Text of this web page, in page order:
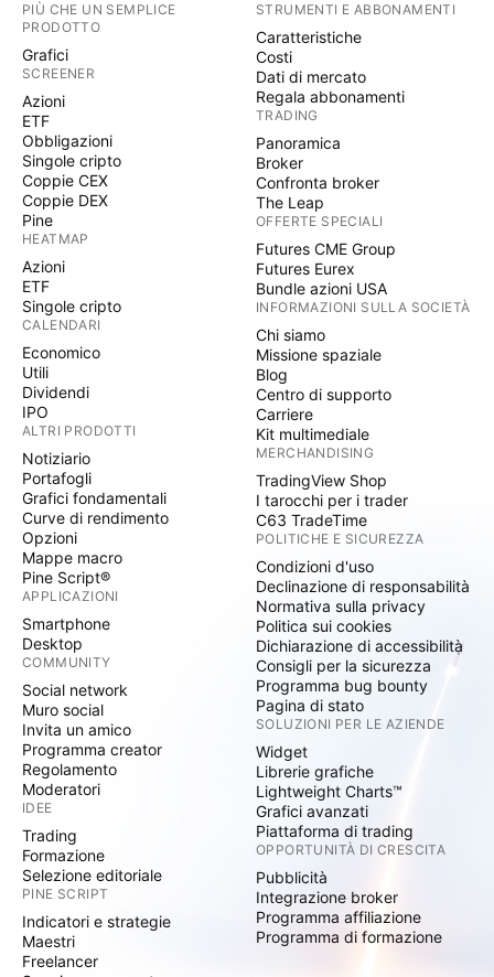
PIÙ CHE UN SEMPLICE
PRODOTTO
Grafici
SCREENER
Azioni
ETF
Obbligazioni
Singole cripto
Coppie CEX
Coppie DEX
Pine
HEATMAP
Azioni
ETF
Singole cripto
CALENDARI
Economico
Utili
Dividendi
IPO
ALTRI PRODOTTI
Notiziario
Portafogli
Grafici fondamentali
Curve di rendimento
Opzioni
Mappe macro
Pine Script®
APPLICAZIONI
Smartphone
Desktop
COMMUNITY
Social network
Muro social
Invita un amico
Programma creator
Regolamento
Moderatori
IDEE
Trading
Formazione
Selezione editoriale
PINE SCRIPT
Indicatori e strategie
Maestri
Freelancer
STRUMENTI E ABBONAMENTI
Caratteristiche
Costi
Dati di mercato
Regala abbonamenti
TRADING
Panoramica
Broker
Confronta broker
The Leap
OFFERTE SPECIALI
Futures CME Group
Futures Eurex
Bundle azioni USA
INFORMAZIONI SULLA SOCIETÀ
Chi siamo
Missione spaziale
Blog
Centro di supporto
Carriere
Kit multimediale
MERCHANDISING
TradingView Shop
I tarocchi per i trader
C63 TradeTime
POLITICHE E SICUREZZA
Condizioni d'uso
Declinazione di responsabilità
Normativa sulla privacy
Politica sui cookies
Dichiarazione di accessibilità
Consigli per la sicurezza
Programma bug bounty
Pagina di stato
SOLUZIONI PER LE AZIENDE
Widget
Librerie grafiche
Lightweight Charts™
Grafici avanzati
Piattaforma di trading
OPPORTUNITÀ DI CRESCITA
Pubblicità
Integrazione broker
Programma affiliazione
Programma di formazione